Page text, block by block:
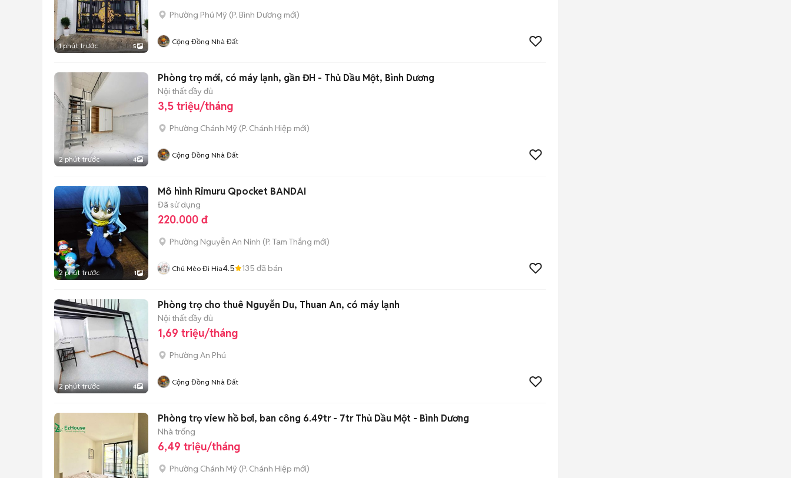
1 phút trước 5
Phường Phú Mỹ (P. Bình Dương mới)
Cộng Đồng Nhà Đất
2 phút trước 4
Phòng trọ mới, có máy lạnh, gần ĐH - Thủ Dầu Một, Bình Dương
Nội thất đầy đủ
3,5 triệu/tháng
Phường Chánh Mỹ (P. Chánh Hiệp mới)
Cộng Đồng Nhà Đất
2 phút trước 1
Mô hình Rimuru Qpocket BANDAI
Đã sử dụng
220.000 đ
Phường Nguyễn An Ninh (P. Tam Thắng mới)
Chú Mèo Đi Hia4.5 135 đã bán
2 phút trước 4
Phòng trọ cho thuê Nguyễn Du, Thuan An, có máy lạnh
Nội thất đầy đủ
1,69 triệu/tháng
Phường An Phú
Cộng Đồng Nhà Đất
Phòng trọ view hồ bơi, ban công 6.49tr - 7tr Thủ Dầu Một - Bình Dương
Nhà trống
6,49 triệu/tháng
Phường Chánh Mỹ (P. Chánh Hiệp mới)